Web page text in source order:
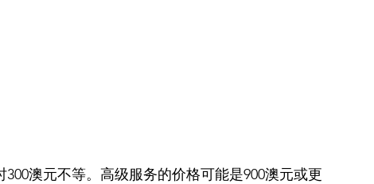
澳元不等。高级服务的价格可能是900澳元或更